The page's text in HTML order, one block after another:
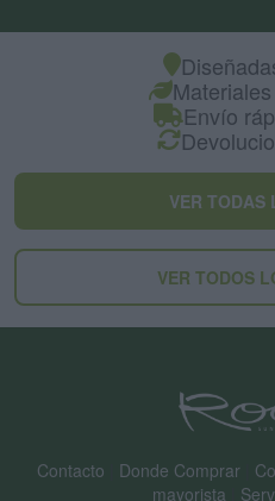
Envío
VER TODAS
VER TODOS
Contacto Donde Comprar
mayorista